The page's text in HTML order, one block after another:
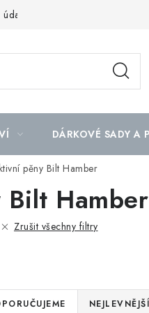
DÁRKOVÉ SADY A
pěny Bilt Hamber
Hamber
Zrušit všechny filtry
NEJLEVNĚJŠÍ